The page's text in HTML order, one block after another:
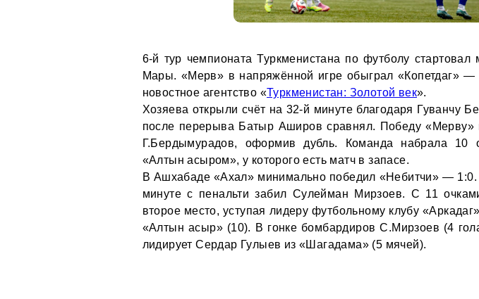
6-й тур чемпионата Туркменистана по футболу
Мары. «Мерв» в напряжённой игре обыграл «Копетдаг»
новостное агентство «Туркменистан: Золотой век».
Хозяева открыли счёт на 32-й минуте благодаря Гуванчу
после перерыва Батыр Аширов сравнял. Победу «Мерву»
Г.Бердымурадов, оформив дубль. Команда набрала 10
«Алтын асыром», у которого есть матч в запасе.
В Ашхабаде «Ахал» минимально победил «Небитчи» —
минуте с пенальти забил Сулейман Мирзоев. С 11
второе место, уступая лидеру футбольному клубу
«Алтын асыр» (10). В гонке бомбардиров С.Мирзоев (4
лидирует Сердар Гулыев из «Шагадама» (5 мячей).